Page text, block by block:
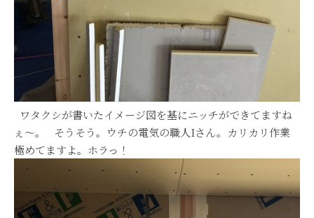
ワタクシが書いたイメージ図を基にニッチができてますね
ぇ～。 そうそう。ウチの電気の職人Iさん。カリカリ作業
極めてますよ。ホラっ！